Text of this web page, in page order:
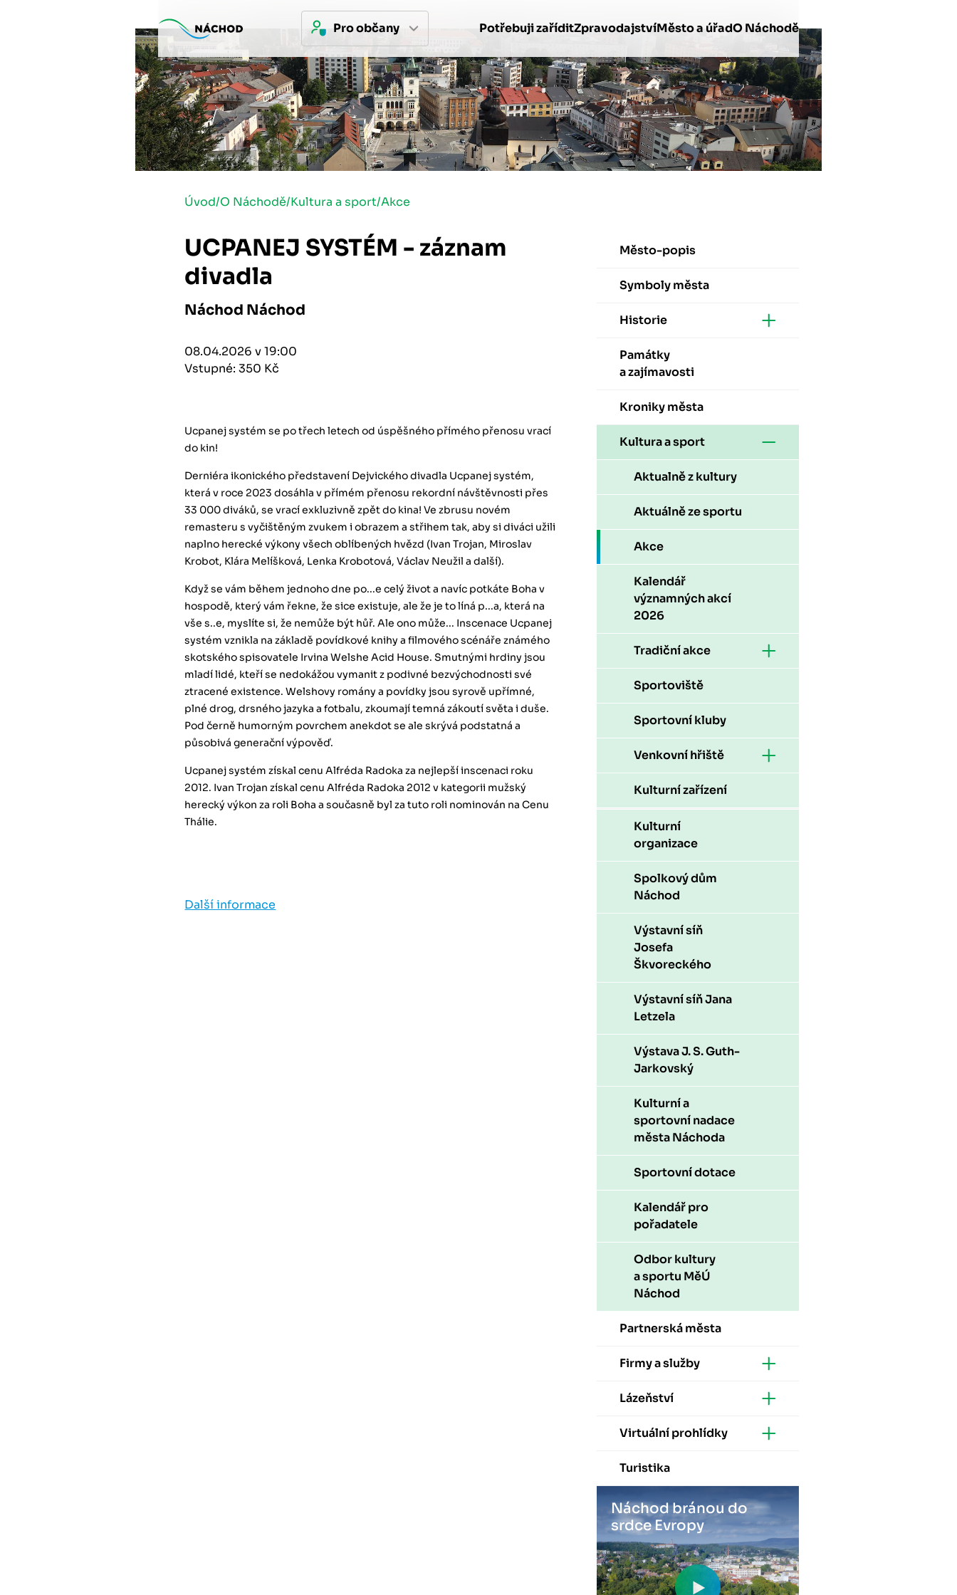
Pro občany Potřebuji zaříditZpravodajstvíMěsto a úřadO Náchodě
Úvod/O Náchodě/Kultura a sport/Akce
UCPANEJ SYSTÉM - záznam
divadla
Náchod Náchod
08.04.2026 v 19:00
Vstupné: 350 Kč
Ucpanej systém se po třech letech od úspěšného přímého přenosu vrací
do kin!
Derniéra ikonického představení Dejvického divadla Ucpanej systém,
která v roce 2023 dosáhla v přímém přenosu rekordní návštěvnosti přes
33 000 diváků, se vrací exkluzivně zpět do kina! Ve zbrusu novém
remasteru s vyčištěným zvukem i obrazem a střihem tak, aby si diváci užili
naplno herecké výkony všech oblíbených hvězd (Ivan Trojan, Miroslav
Krobot, Klára Melíšková, Lenka Krobotová, Václav Neužil a další).
Když se vám během jednoho dne po...e celý život a navíc potkáte Boha v
hospodě, který vám řekne, že sice existuje, ale že je to líná p...a, která na
vše s..e, myslíte si, že nemůže být hůř. Ale ono může... Inscenace Ucpanej
systém vznikla na základě povídkové knihy a filmového scénáře známého
skotského spisovatele Irvina Welshe Acid House. Smutnými hrdiny jsou
mladí lidé, kteří se nedokážou vymanit z podivné bezvýchodnosti své
ztracené existence. Welshovy romány a povídky jsou syrově upřímné,
plné drog, drsného jazyka a fotbalu, zkoumají temná zákoutí světa i duše.
Pod černě humorným povrchem anekdot se ale skrývá podstatná a
působivá generační výpověď.
Ucpanej systém získal cenu Alfréda Radoka za nejlepší inscenaci roku
2012. Ivan Trojan získal cenu Alfréda Radoka 2012 v kategorii mužský
herecký výkon za roli Boha a současně byl za tuto roli nominován na Cenu
Thálie.
Další informace
Město-popis
Symboly města
Historie
Památky
a zajímavosti
Kroniky města
Kultura a sport
Aktualně z kultury
Aktuálně ze sportu
Akce
Kalendář
významných akcí
2026
Tradiční akce
Sportoviště
Sportovní kluby
Venkovní hřiště
Kulturní zařízení
Kulturní
organizace
Spolkový dům
Náchod
Výstavní síň
Josefa
Škvoreckého
Výstavní síň Jana
Letzela
Výstava J. S. Guth-
Jarkovský
Kulturní a
sportovní nadace
města Náchoda
Sportovní dotace
Kalendář pro
pořadatele
Odbor kultury
a sportu MěÚ
Náchod
Partnerská města
Firmy a služby
Lázeňství
Virtuální prohlídky
Turistika
Náchod bránou do
srdce Evropy